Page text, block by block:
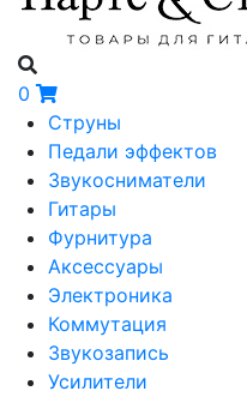
0
Струны
Педали эффектов
Звукосниматели
Гитары
Фурнитура
Аксессуары
Электроника
Коммутация
Звукозапись
Усилители